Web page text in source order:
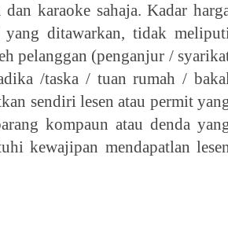
karaoke sahaja. Kadar
yang ditawarkan, tidak
pelanggan (penganjur /
/taska / tuan rumah /
sendiri lesen atau permit
kompaun atau denda
kewajipan mendapatlan